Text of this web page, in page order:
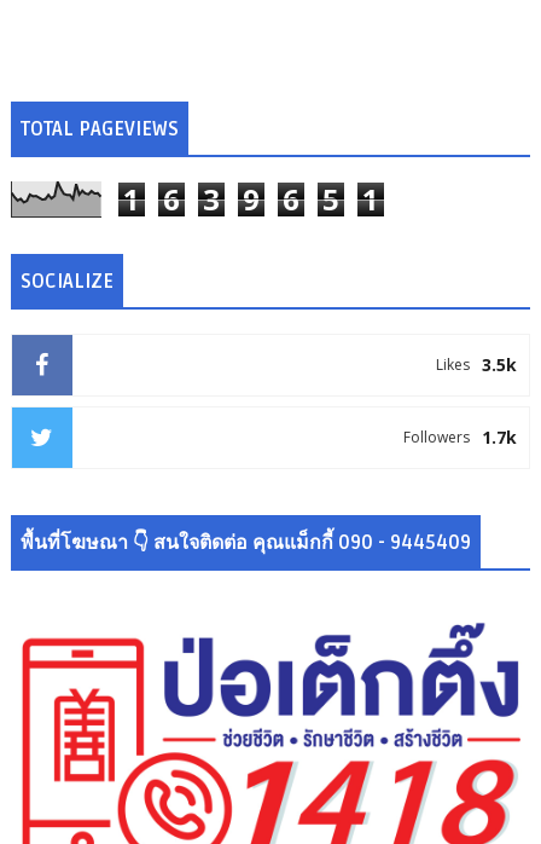
TOTAL PAGEVIEWS
1 6 3 9 6 5 1
SOCIALIZE
3.5k
Likes
1.7k
Followers
พื้นที่โฆษณา 👇 สนใจติดต่อ คุณแม็กกี้ 090 - 9445409